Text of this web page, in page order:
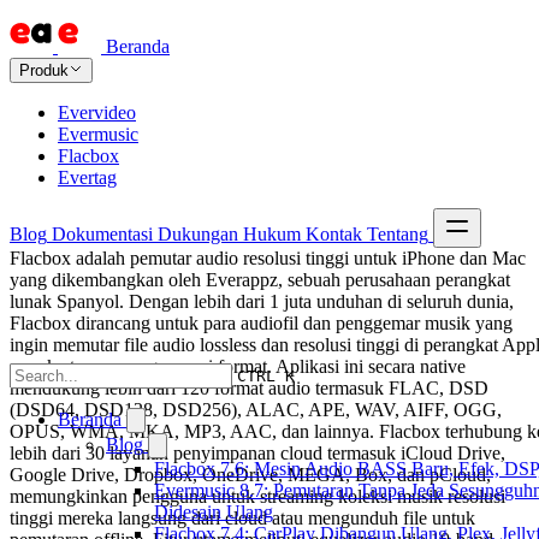
Beranda
Produk
Evervideo
Evermusic
Flacbox
Evertag
Blog Dokumentasi Dukungan Hukum Kontak Tentang
CTRL K
Beranda
Blog
Flacbox 7.6: Mesin Audio BASS Baru, Efek,
Evermusic 8.7: Pemutaran Tanpa Jeda
Didesain Ulang
Flacbox 7.4: CarPlay Dibangun Ulang, Plex,
Flacbox adalah pemutar audio resolusi tinggi untuk iPhone dan Mac
yang dikembangkan oleh Everappz, sebuah perusahaan perangkat
lunak Spanyol. Dengan lebih dari 1 juta unduhan di seluruh dunia,
Flacbox dirancang untuk para audiofil dan penggemar musik yang
ingin memutar file audio lossless dan resolusi tinggi di perangkat
mereka tanpa mengonversi format. Aplikasi ini secara native
mendukung lebih dari 120 format audio termasuk FLAC, DSD
(DSD64, DSD128, DSD256), ALAC, APE, WAV, AIFF, OGG,
OPUS, WMA, MKA, MP3, AAC, dan lainnya. Flacbox terhubung
lebih dari 30 layanan penyimpanan cloud termasuk iCloud Drive,
Google Drive, Dropbox, OneDrive, MEGA, Box, dan pCloud,
memungkinkan pengguna untuk streaming koleksi musik resolusi
tinggi mereka langsung dari cloud atau mengunduh file untuk